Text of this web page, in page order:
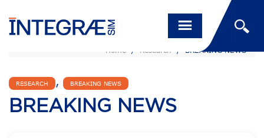
Home / Research / BREAKING NEWS
RESEARCH , BREAKING NEWS
BREAKING NEWS